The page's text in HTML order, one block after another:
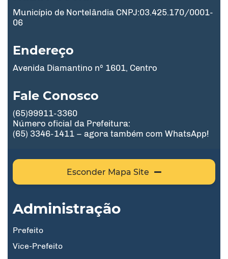
Município de Nortelândia CNPJ:03.425.170/0001-
06
Endereço
Avenida Diamantino nº 1601, Centro
Fale Conosco
(65)99911-3360
Número oficial da Prefeitura:
(65) 3346-1411 – agora também com WhatsApp!
Esconder Mapa Site
Administração
Prefeito
Vice-Prefeito